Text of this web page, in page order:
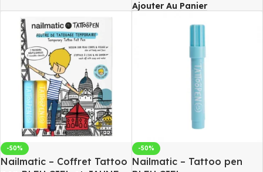
Ajouter Au Panier
-50%
Nailmatic – Coffret Tattoo
-50%
Nailmatic – Tattoo pen